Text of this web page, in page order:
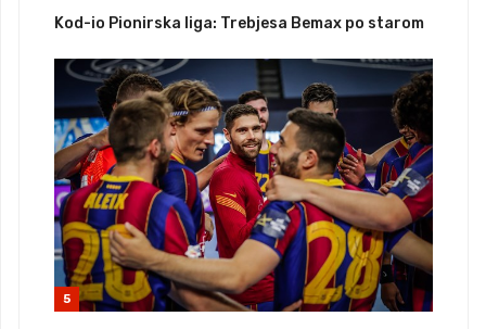
Kod-io Pionirska liga: Trebjesa Bemax po starom
5